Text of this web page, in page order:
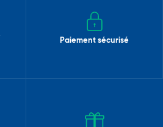
Paiement sécurisé